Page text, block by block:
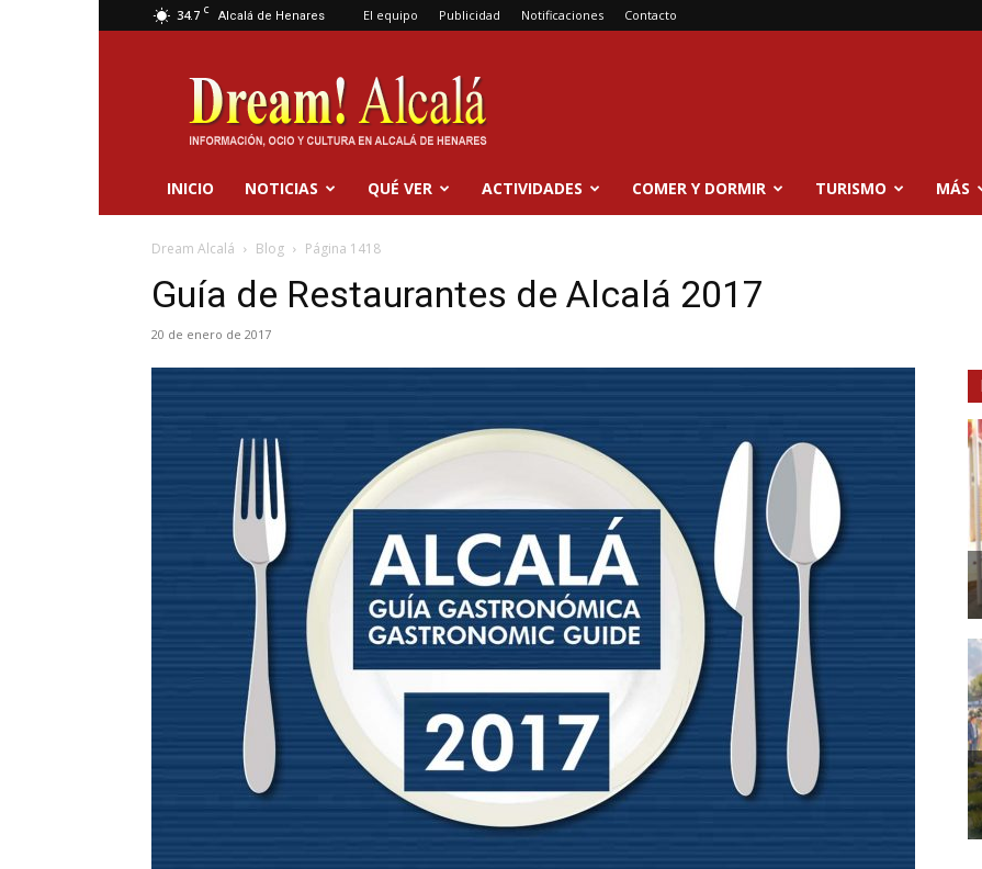
34.7 C Alcalá de Henares El equipo Publicidad Notificaciones Contacto
Dream
Alcalá
INICIO NOTICIAS QUÉ VER ACTIVIDADES COMER Y DORMIR TURISMO MÁS
Dream Alcalá Blog Página 1418
Guía de Restaurantes de Alcalá 2017
20 de enero de 2017